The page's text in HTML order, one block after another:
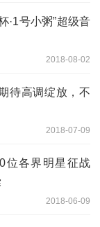
·1号小粥”超级音
2018-08-02
待高调绽放，不
2018-07-09
位各界明星征战
2018-06-09